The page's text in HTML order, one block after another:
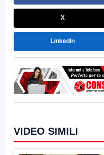
X
LinkedIn
VIDEO SIMILI